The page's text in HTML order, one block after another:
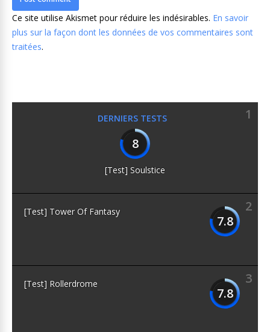
Ce site utilise Akismet pour réduire les indésirables. En savoir
plus sur la façon dont les données de vos commentaires sont
traitées.
DERNIERS TESTS
1
8
[Test] Soulstice
2
7.8
[Test] Tower Of Fantasy
3
7.8
[Test] Rollerdrome